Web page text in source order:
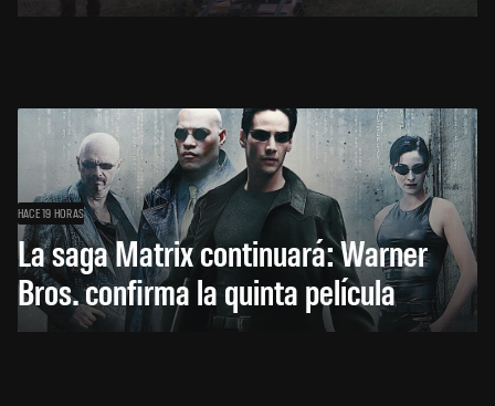
HACE 19 HORAS
La saga Matrix continuará: Warner
Bros. confirma la quinta película